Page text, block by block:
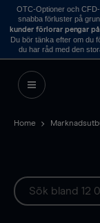
OTC-Optioner och
snabba förluster på
kunder förlorar pengar
Du bör tänka efter om du
du har råd med den
Home